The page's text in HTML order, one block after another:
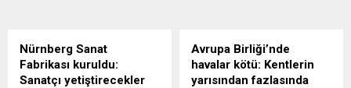
belirlediklerini açıkladı. Buna
göre, borsada işlem gören
şirketlerin yönetim
karşıya olduğu ekonomik ve
jeopolitik manzaranın
Rusya-Ukrayna savaşının
Nürnberg Sanat
Fabrikası kuruldu:
Sanatçı yetiştirecekler
Avrupa Birliği’nde
havalar kötü: Kentlerin
yarısından fazlasında